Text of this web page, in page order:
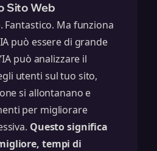
Sito Web
Fantastico. Ma funziona
può essere di grande
può analizzare il
utenti sul tuo sito,
si allontanano e
per migliorare
Questo significa
tempi di